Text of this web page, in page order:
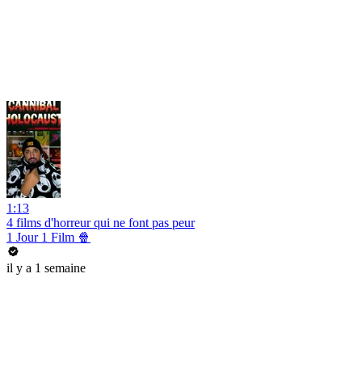
1:13
4 films d'horreur qui ne font pas peur
1 Jour 1 Film 🍿
il y a 1 semaine